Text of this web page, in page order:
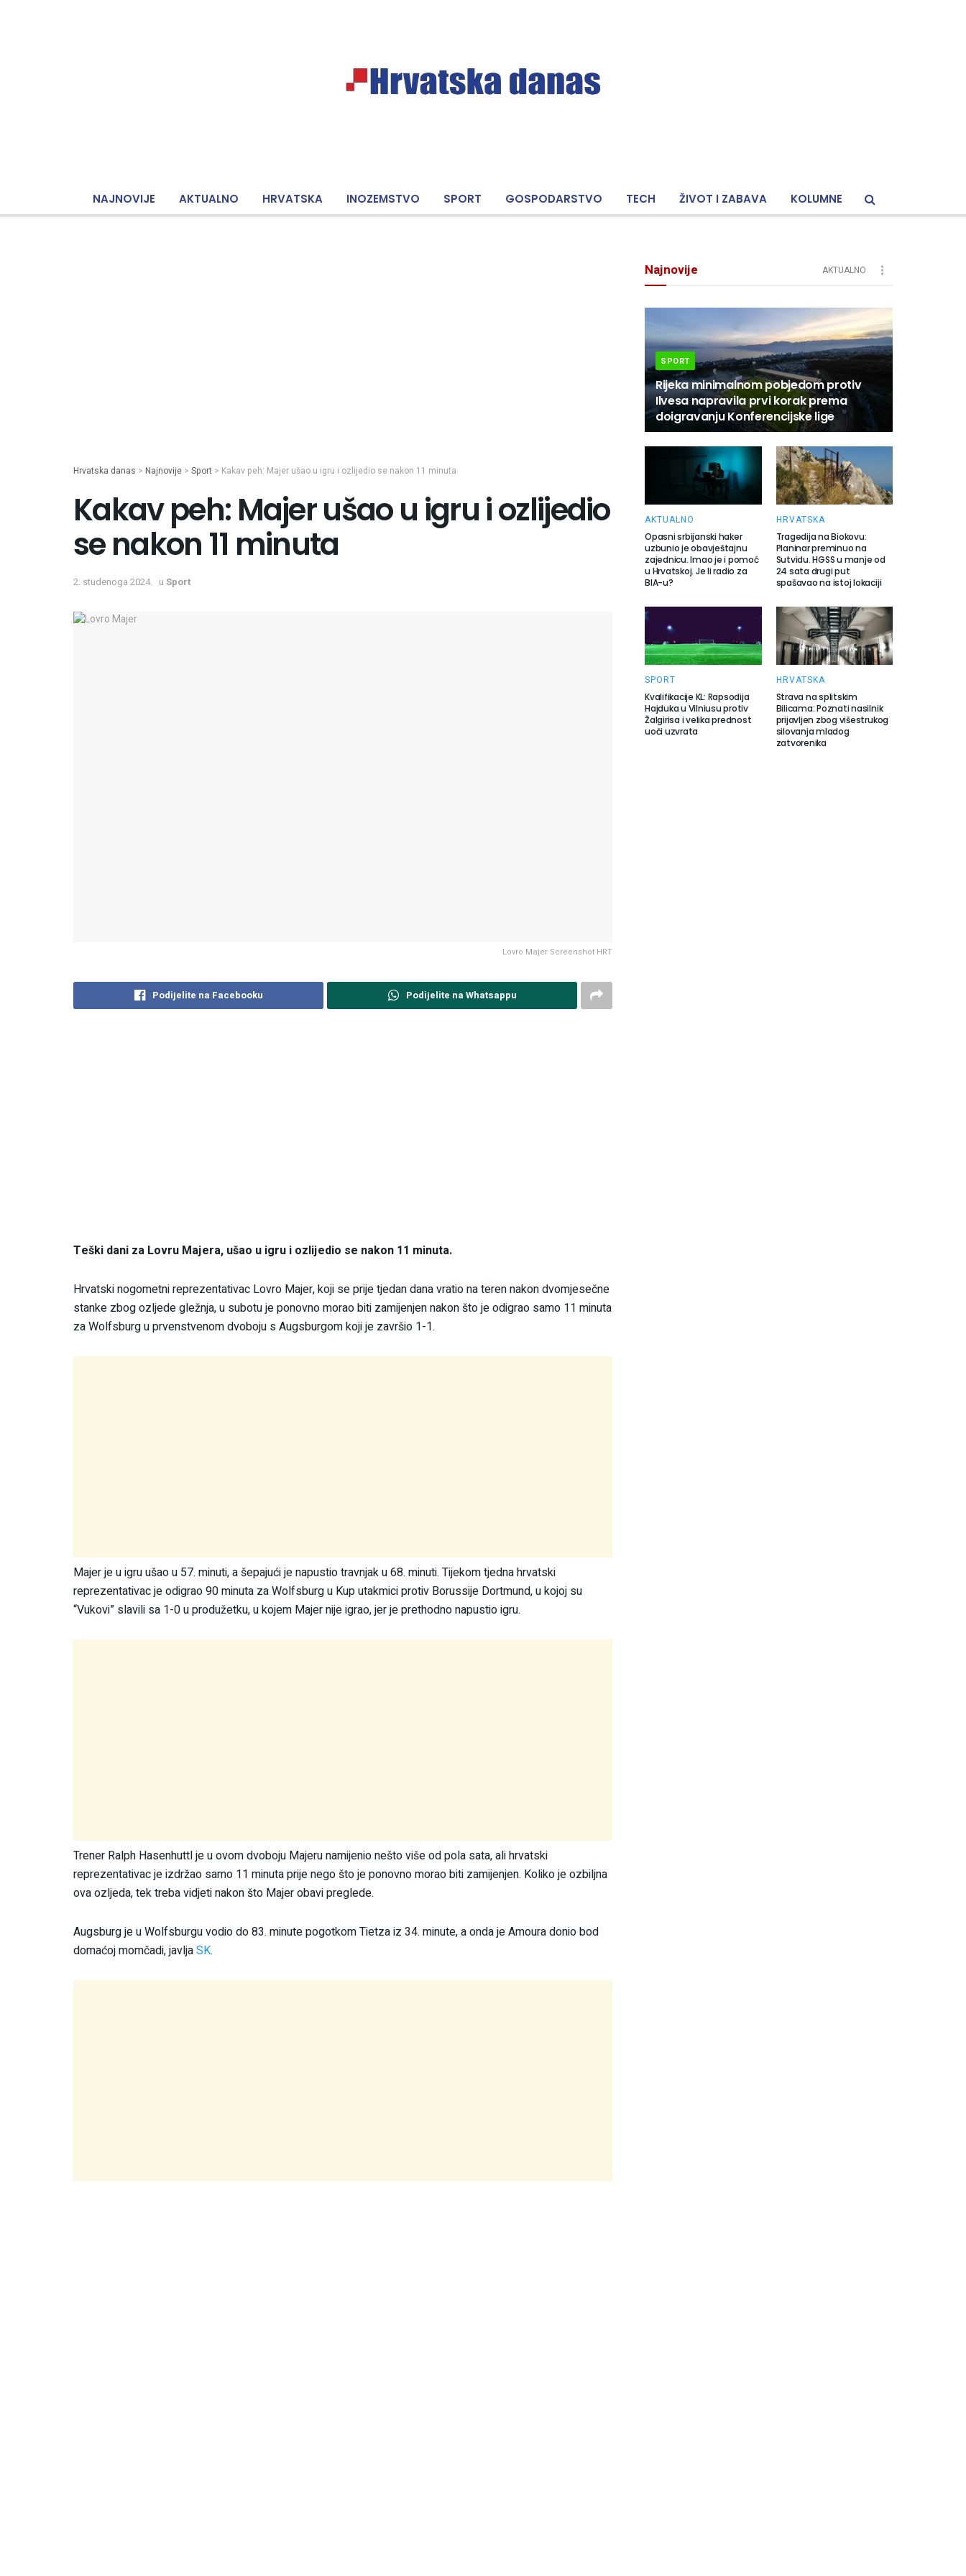
NAJNOVIJE AKTUALNO HRVATSKA INOZEMSTVO SPORT GOSPODARSTVO TECH ŽIVOT I ZABAVA KOLUMNE
Hrvatska danas > Najnovije > Sport > Kakav peh: Majer ušao u igru i ozlijedio se nakon 11 minuta
Kakav peh: Majer ušao u igru i ozlijedio
se nakon 11 minuta
2. studenoga 2024. u Sport
Lovro Majer Screenshot HRT
Podijelite na Facebooku Podijelite na Whatsappu
Teški dani za Lovru Majera, ušao u igru i ozlijedio se nakon 11 minuta.
Hrvatski nogometni reprezentativac Lovro Majer, koji se prije tjedan dana vratio na teren nakon dvomjesečne
stanke zbog ozljede gležnja, u subotu je ponovno morao biti zamijenjen nakon što je odigrao samo 11 minuta
za Wolfsburg u prvenstvenom dvoboju s Augsburgom koji je završio 1-1.
Majer je u igru ušao u 57. minuti, a šepajući je napustio travnjak u 68. minuti. Tijekom tjedna hrvatski
reprezentativac je odigrao 90 minuta za Wolfsburg u Kup utakmici protiv Borussije Dortmund, u kojoj su
“Vukovi” slavili sa 1-0 u produžetku, u kojem Majer nije igrao, jer je prethodno napustio igru.
Trener Ralph Hasenhuttl je u ovom dvoboju Majeru namijenio nešto više od pola sata, ali hrvatski
reprezentativac je izdržao samo 11 minuta prije nego što je ponovno morao biti zamijenjen. Koliko je ozbiljna
ova ozljeda, tek treba vidjeti nakon što Majer obavi preglede.
Augsburg je u Wolfsburgu vodio do 83. minute pogotkom Tietza iz 34. minute, a onda je Amoura donio bod
domaćoj momčadi, javljaSK.
Najnovije AKTUALNO
SPORT
Rijeka minimalnom pobjedom protiv
Ilvesa napravila prvi korak prema
doigravanju Konferencijske lige
AKTUALNO
Opasni srbijanski haker
uzbunio je obavještajnu
zajednicu. Imao je i pomoć
u Hrvatskoj. Je li radio za
BIA-u?
HRVATSKA
Tragedija na Biokovu:
Planinar preminuo na
Sutvidu. HGSS u manje od
24 sata drugi put
spašavao na istoj lokaciji
SPORT
Kvalifikacije KL: Rapsodija
Hajduka u Vilniusu protiv
Žalgirisa i velika prednost
uoči uzvrata
HRVATSKA
Strava na splitskim
Bilicama: Poznati nasilnik
prijavljen zbog višestrukog
silovanja mladog
zatvorenika